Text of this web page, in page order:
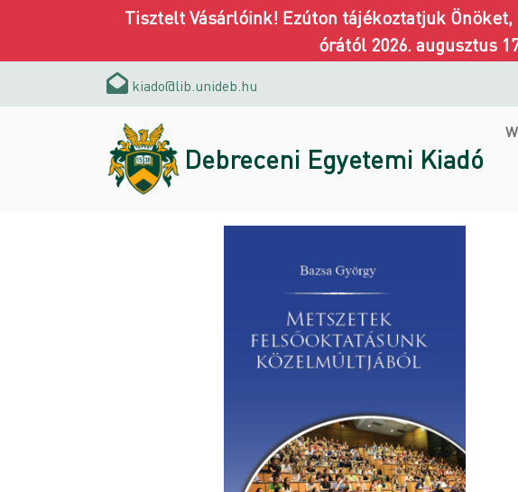
Tisztelt Vásárlóink! Ezúton tájékoztatjuk Önöket,
órától 2026. augusztus
kiado@lib.unideb.hu
Debreceni Egyetemi Kiadó